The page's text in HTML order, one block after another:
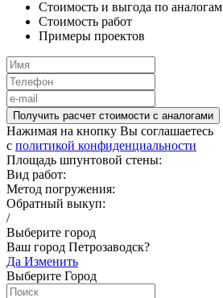
Стоимость и выгода по аналогам
Стоимость работ
Примеры проектов
Получить расчет стоимости c аналогами
Нажимая на кнопку Вы соглашаетесь
c политикой конфиденциальности
Площадь шпунтовой стены:
Вид работ:
Метод погружения:
Обратный выкуп:
/
Выберите город
Ваш город Петрозаводск?
Да Изменить
Выберите Город